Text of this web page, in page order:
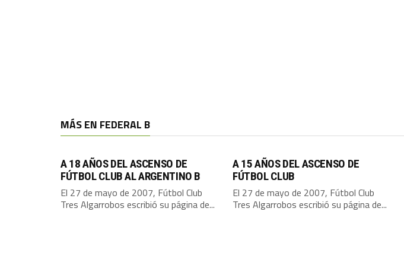
MÁS EN FEDERAL B
A 18 AÑOS DEL ASCENSO DE
FÚTBOL CLUB AL ARGENTINO B
El 27 de mayo de 2007, Fútbol Club
Tres Algarrobos escribió su página de...
A 15 AÑOS DEL ASCENSO DE
FÚTBOL CLUB
El 27 de mayo de 2007, Fútbol Club
Tres Algarrobos escribió su página de...